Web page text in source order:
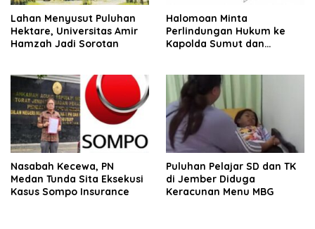
Lahan Menyusut Puluhan
Hektare, Universitas Amir
Hamzah Jadi Sorotan
Halomoan Minta
Perlindungan Hukum ke
Kapolda Sumut dan
Nasabah Kecewa, PN
Medan Tunda Sita Eksekusi
Kasus Sompo Insurance
Puluhan Pelajar SD dan TK
di Jember Diduga
Keracunan Menu MBG